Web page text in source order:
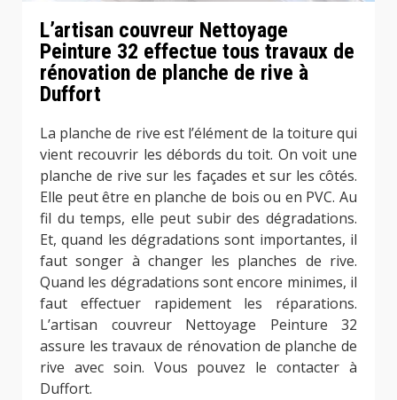
L’artisan couvreur Nettoyage
Peinture 32 effectue tous travaux de
rénovation de planche de rive à
Duffort
La planche de rive est l’élément de la toiture qui
vient recouvrir les débords du toit. On voit une
planche de rive sur les façades et sur les côtés.
Elle peut être en planche de bois ou en PVC. Au
fil du temps, elle peut subir des dégradations.
Et, quand les dégradations sont importantes, il
faut songer à changer les planches de rive.
Quand les dégradations sont encore minimes, il
faut effectuer rapidement les réparations.
L’artisan couvreur Nettoyage Peinture 32
assure les travaux de rénovation de planche de
rive avec soin. Vous pouvez le contacter à
Duffort.